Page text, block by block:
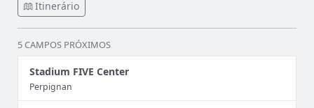
Itinerário
5 CAMPOS PRÓXIMOS
Stadium FIVE Center
Perpignan